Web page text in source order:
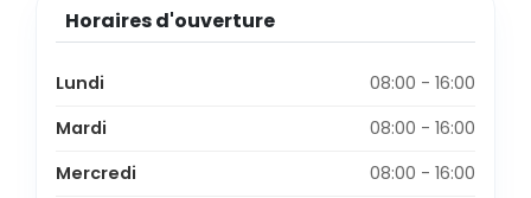
Horaires d'ouverture
Lundi
08:00 - 16:00
Mardi
08:00 - 16:00
Mercredi
08:00 - 16:00